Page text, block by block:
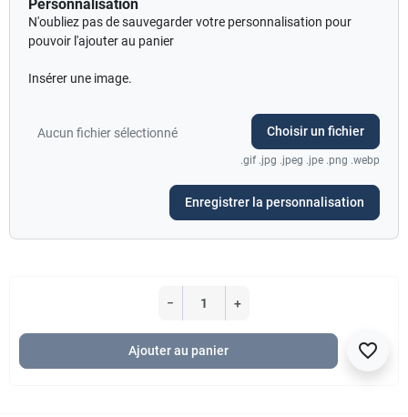
Personnalisation
N'oubliez pas de sauvegarder votre personnalisation pour
pouvoir l'ajouter au panier
Insérer une image.
Aucun fichier sélectionné Choisir un fichier
.gif .jpg .jpeg .jpe .png .webp
Enregistrer la personnalisation
− +
Ajouter au panier favorite_border